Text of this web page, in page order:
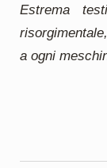
Estrema
a ogni